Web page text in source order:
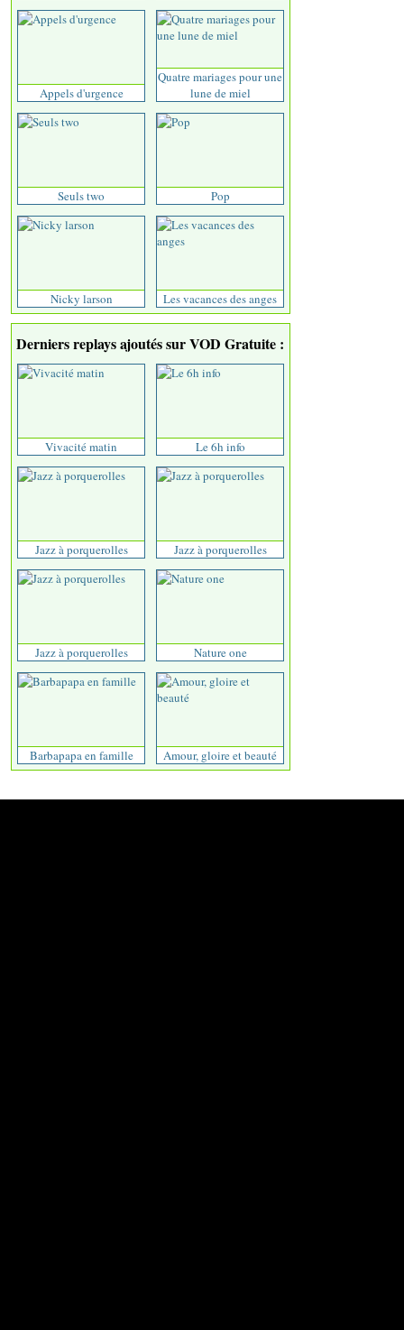
Appels d'urgence
Quatre mariages pour une
lune de miel
Seuls two Pop
Nicky larson Les vacances des anges
Derniers replays ajoutés sur VOD Gratuite :
Vivacité matin Le 6h info
Jazz à porquerolles Jazz à porquerolles
Jazz à porquerolles Nature one
Barbapapa en famille Amour, gloire et beauté